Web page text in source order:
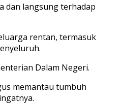
dan langsung terhadap
rentan, termasuk
Dalam Negeri.
memantau tumbuh